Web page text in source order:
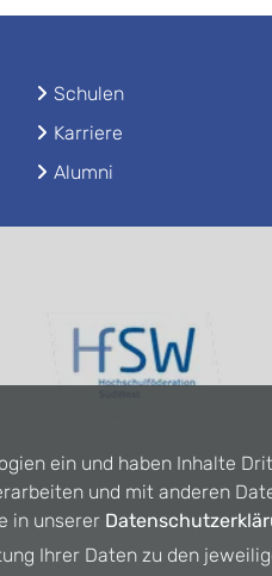
Schulen
Karriere
Alumni
ein und haben Inhalte
und mit anderen
in unserer
Ihrer Daten zu den